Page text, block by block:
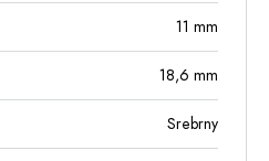
11 mm
18,6 mm
Srebrny